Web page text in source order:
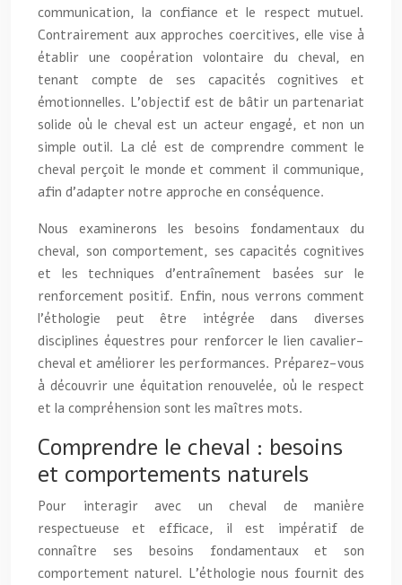
communication, la confiance et le respect mutuel.
Contrairement aux approches coercitives, elle vise à
établir une coopération volontaire du cheval, en
tenant compte de ses capacités cognitives et
émotionnelles. L’objectif est de bâtir un partenariat
solide où le cheval est un acteur engagé, et non un
simple outil. La clé est de comprendre comment le
cheval perçoit le monde et comment il communique,
afin d’adapter notre approche en conséquence.
Nous examinerons les besoins fondamentaux du
cheval, son comportement, ses capacités cognitives
et les techniques d’entraînement basées sur le
renforcement positif. Enfin, nous verrons comment
l’éthologie peut être intégrée dans diverses
disciplines équestres pour renforcer le lien cavalier-
cheval et améliorer les performances. Préparez-vous
à découvrir une équitation renouvelée, où le respect
et la compréhension sont les maîtres mots.
Comprendre le cheval : besoins
et comportements naturels
Pour interagir avec un cheval de manière
respectueuse et efficace, il est impératif de
connaître ses besoins fondamentaux et son
comportement naturel. L’éthologie nous fournit des